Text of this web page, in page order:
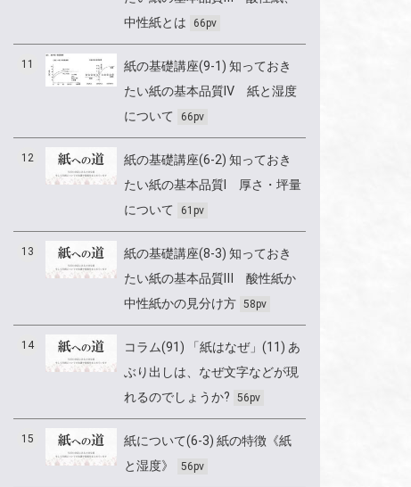
中性紙とは
66pv
11
紙の基礎講座(9-1) 知っておき
たい紙の基本品質Ⅳ 紙と湿度
について
66pv
12
紙の基礎講座(6-2) 知っておき
たい紙の基本品質Ⅰ 厚さ・坪量
について
61pv
13
紙の基礎講座(8-3) 知っておき
たい紙の基本品質Ⅲ 酸性紙か
中性紙かの見分け方 58pv
14
コラム(91) 「紙はなぜ」(11) あ
ぶり出しは、なぜ文字などが現
れるのでしょうか?
56pv
15
紙について(6-3) 紙の特徴《紙
と湿度》
56pv